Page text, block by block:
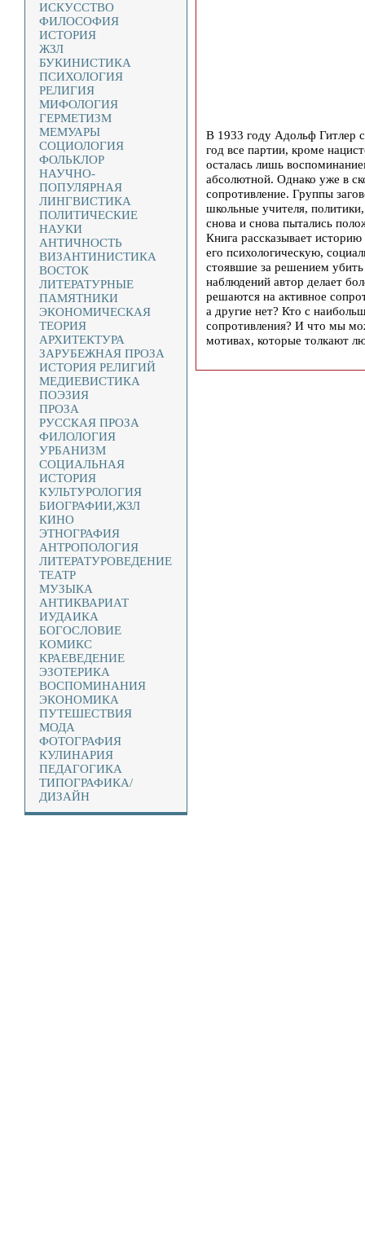
ИСКУССТВО
ФИЛОСОФИЯ
ИСТОРИЯ
ЖЗЛ
БУКИНИСТИКА
ПСИХОЛОГИЯ
РЕЛИГИЯ
МИФОЛОГИЯ
ГЕРМЕТИЗМ
МЕМУАРЫ
СОЦИОЛОГИЯ
ФОЛЬКЛОР
НАУЧНО-
ПОПУЛЯРНАЯ
ЛИНГВИСТИКА
ПОЛИТИЧЕСКИЕ
НАУКИ
АНТИЧНОСТЬ
ВИЗАНТИНИСТИКА
ВОСТОК
ЛИТЕРАТУРНЫЕ
ПАМЯТНИКИ
ЭКОНОМИЧЕСКАЯ
ТЕОРИЯ
АРХИТЕКТУРА
ЗАРУБЕЖНАЯ ПРОЗА
ИСТОРИЯ РЕЛИГИЙ
МЕДИЕВИСТИКА
ПОЭЗИЯ
ПРОЗА
РУССКАЯ ПРОЗА
ФИЛОЛОГИЯ
УРБАНИЗМ
СОЦИАЛЬНАЯ
ИСТОРИЯ
КУЛЬТУРОЛОГИЯ
БИОГРАФИИ,ЖЗЛ
КИНО
ЭТНОГРАФИЯ
АНТРОПОЛОГИЯ
ЛИТЕРАТУРОВЕДЕНИЕ
ТЕАТР
МУЗЫКА
АНТИКВАРИАТ
ИУДАИКА
БОГОСЛОВИЕ
КОМИКС
КРАЕВЕДЕНИЕ
ЭЗОТЕРИКА
ВОСПОМИНАНИЯ
ЭКОНОМИКА
ПУТЕШЕСТВИЯ
МОДА
ФОТОГРАФИЯ
КУЛИНАРИЯ
ПЕДАГОГИКА
ТИПОГРАФИКА/
ДИЗАЙН
В 1933 году Адольф Гитлер
год все партии, кроме
осталась лишь
абсолютной. Однако уже в
сопротивление. Группы
школьные учителя,
снова и снова пытались
Книга рассказывает
его психологическую,
стоявшие за решением
наблюдений автор делает
решаются на активное
а другие нет? Кто с
сопротивления? И что мы
мотивах, которые толкают